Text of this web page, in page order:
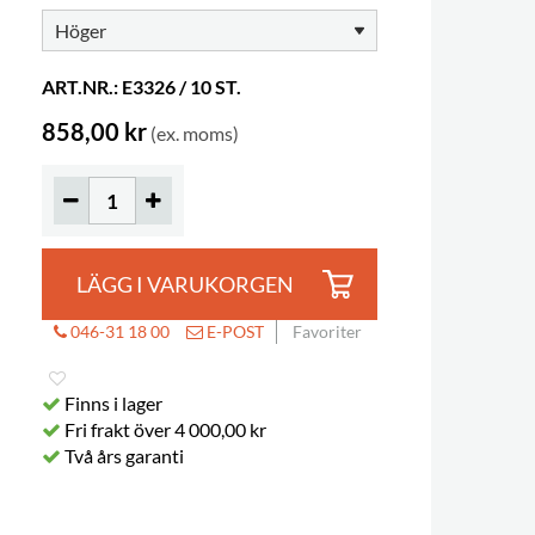
Företagsbibliotek, Malmö, Sverige
ART.NR.: E3326 / 10 ST.
858,00 kr (ex. moms)
LÄGG I VARUKORGEN
046-31 18 00 E-POST Favoriter
Finns i lager
Fri frakt över 4 000,00 kr
Två års garanti